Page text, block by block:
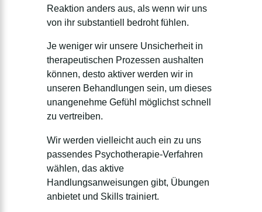
Reaktion anders aus, als wenn wir uns
von ihr substantiell bedroht fühlen.
Je weniger wir unsere Unsicherheit in
therapeutischen Prozessen aushalten
können, desto aktiver werden wir in
unseren Behandlungen sein, um dieses
unangenehme Gefühl möglichst schnell
zu vertreiben.
Wir werden vielleicht auch ein zu uns
passendes Psychotherapie-Verfahren
wählen, das aktive
Handlungsanweisungen gibt, Übungen
anbietet und Skills trainiert.